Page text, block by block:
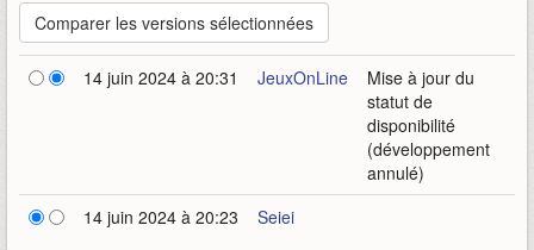
14 juin 2024 à 20:31 JeuxOnLine
Mise à jour du
statut de
disponibilité
(développement
annulé)
14 juin 2024 à 20:23
Seiei